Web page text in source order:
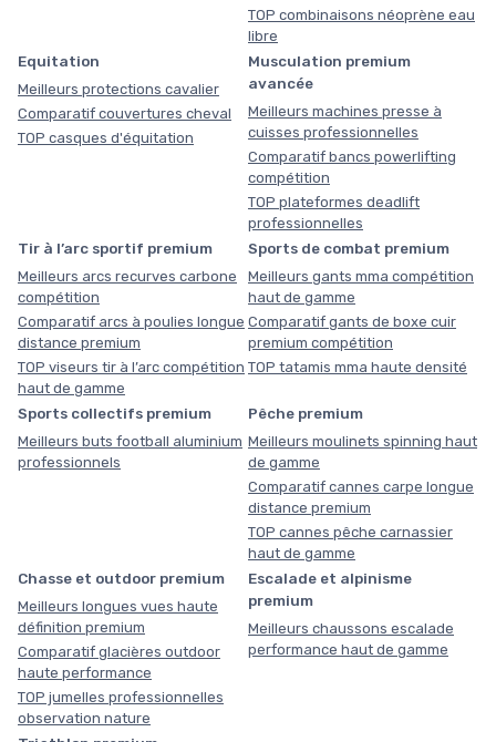
TOP combinaisons néoprène eau
libre
Equitation
Meilleurs protections cavalier
Comparatif couvertures cheval
TOP casques d'équitation
Musculation premium
avancée
Meilleurs machines presse à
cuisses professionnelles
Comparatif bancs powerlifting
compétition
TOP plateformes deadlift
professionnelles
Tir à l’arc sportif premium
Meilleurs arcs recurves carbone
compétition
Comparatif arcs à poulies longue
distance premium
TOP viseurs tir à l’arc compétition
haut de gamme
Sports de combat premium
Meilleurs gants mma compétition
haut de gamme
Comparatif gants de boxe cuir
premium compétition
TOP tatamis mma haute densité
Sports collectifs premium
Meilleurs buts football aluminium
professionnels
Pêche premium
Meilleurs moulinets spinning haut
de gamme
Comparatif cannes carpe longue
distance premium
TOP cannes pêche carnassier
haut de gamme
Chasse et outdoor premium
Meilleurs longues vues haute
définition premium
Comparatif glacières outdoor
haute performance
TOP jumelles professionnelles
observation nature
Escalade et alpinisme
premium
Meilleurs chaussons escalade
performance haut de gamme